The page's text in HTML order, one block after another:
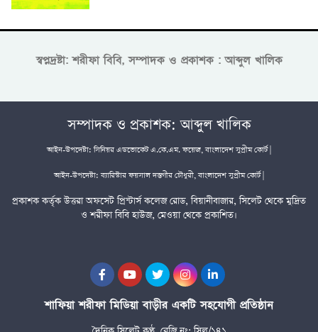
স্বপ্নদ্রষ্টা: শরীফা বিবি, সম্পাদক ও প্রকাশক : আব্দুল খালিক
সম্পাদক ও প্রকাশক: আব্দুল খালিক
আইন-উপদেষ্টা: সিনিয়র এডভোকেট এ.কে.এম. ফয়েজ, বাংলাদেশ সুপ্রীম কোর্ট |
আইন-উপদেষ্টা: ব্যারিস্টার ফয়সাল দস্তগীর চৌধুরী, বাংলাদেশ সুপ্রীম কোর্ট |
প্রকাশক কর্তৃক উত্তরা অফসেট প্রিন্টার্স কলেজ রোড, বিয়ানীবাজার, সিলেট থেকে মুদ্রিত
ও শরীফা বিবি হাউজ, মেওয়া থেকে প্রকাশিত।
শাফিয়া শরীফা মিডিয়া বাড়ীর একটি সহযোগী প্রতিষ্ঠান